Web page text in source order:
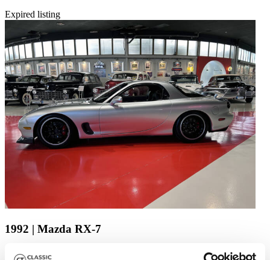
Expired listing
1992 | Mazda RX-7
£81,477